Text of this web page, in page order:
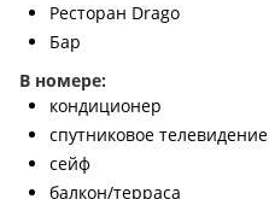
Ресторан Drago
Бар
В номере:
кондиционер
спутниковое телевидение
сейф
балкон/терраса